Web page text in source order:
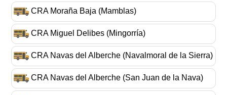
CRA Moraña Baja (Mamblas)
CRA Miguel Delibes (Mingorría)
CRA Navas del Alberche (Navalmoral de la Sierra)
CRA Navas del Alberche (San Juan de la Nava)